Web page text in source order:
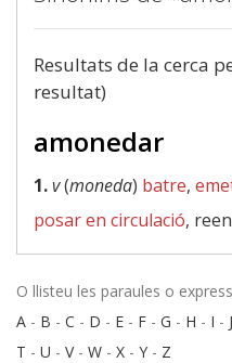
Resultats de la cerca
resultat)
amonedar
1.v(moneda) batre,
posar en circulació,
O llisteu les paraules o
A - B - C - D - E - F - G - H - I - J
T - U - V- W - X - Y - Z